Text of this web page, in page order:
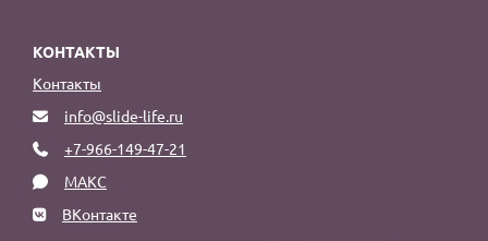
КОНТАКТЫ
Контакты
info@slide-life.ru
+7-966-149-47-21
МАКС
ВКонтакте